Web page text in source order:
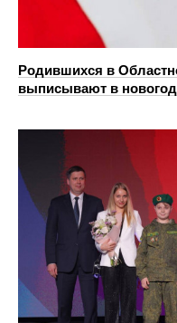
Родившихся в
выписывают в